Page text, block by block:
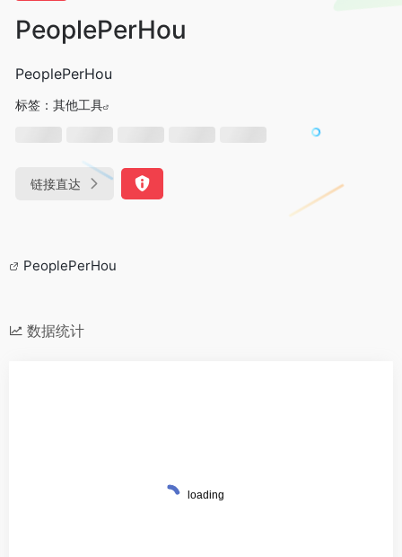
PeoplePerHou
PeoplePerHou
标签： 其他工具
链接直达
PeoplePerHou
数据统计